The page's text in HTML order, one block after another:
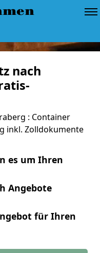
nach
: Container
inkl. Zolldokumente
es um Ihren
Angebote
für Ihren